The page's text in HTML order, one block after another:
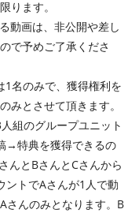
ります。
動画は、非公開や差し
で予めご了承くださ
1名のみで、獲得権利を
みとさせて頂きます。
組のグループユニット
→特典を獲得できるの
んとBさんとCさんから
ントでAさんが1人で動
んのみとなります。B